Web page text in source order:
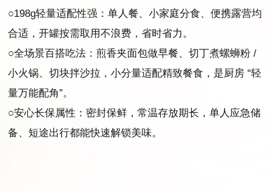
○198g轻量适配性强：单人餐、小家庭分食、便携露营均
合适，开罐按需取用不浪费，省时省力。
○全场景百搭吃法：煎香夹面包做早餐、切丁煮螺蛳粉 /
小火锅、切块拌沙拉，小分量适配精致餐食，是厨房 “轻
量万能配角”。
○安心长保属性：密封保鲜，常温存放期长，单人应急储
备、短途出行都能快速解锁美味。